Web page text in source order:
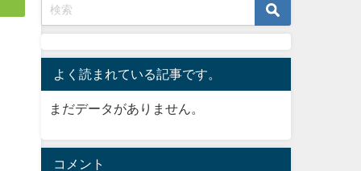
よく読まれている記事です。
まだデータがありません。
コメント